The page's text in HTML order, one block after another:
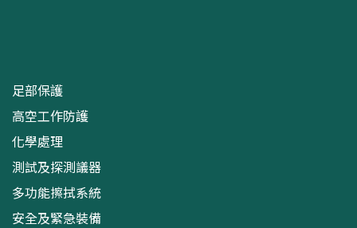
足部保護
高空工作防護
化學處理
測試及探測議器
多功能擦拭系統
安全及緊急裝備